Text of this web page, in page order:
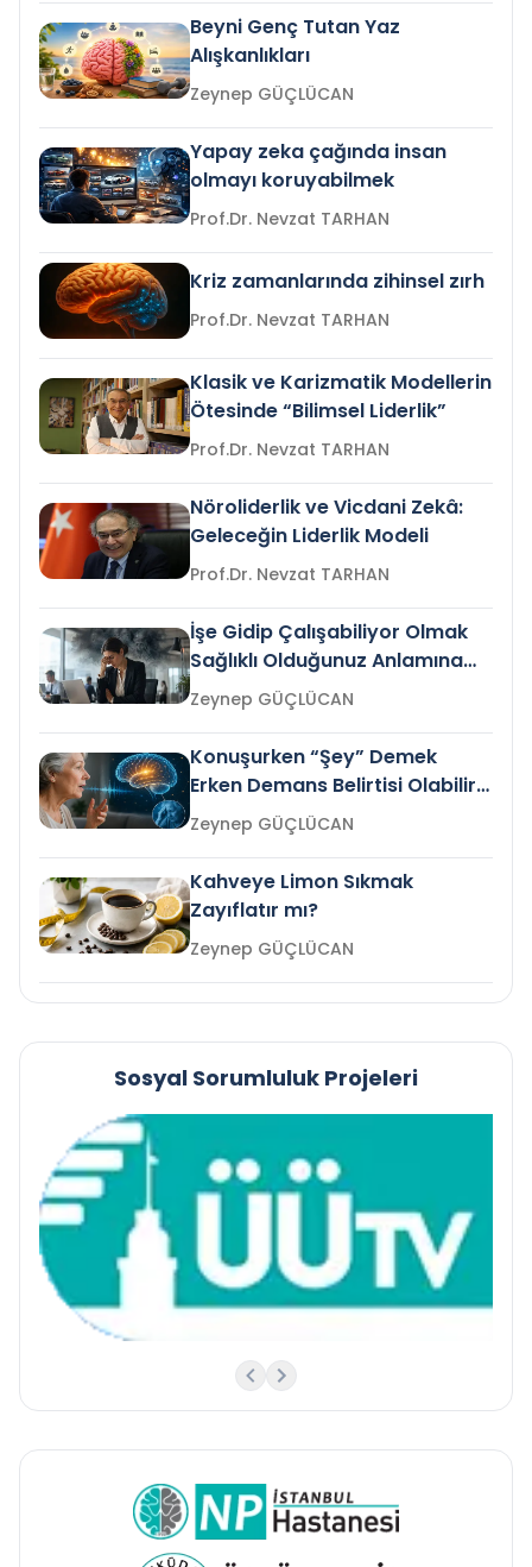
Beyni Genç Tutan Yaz
Alışkanlıkları
Zeynep GÜÇLÜCAN
Yapay zeka çağında insan
olmayı koruyabilmek
Prof.Dr. Nevzat TARHAN
Kriz zamanlarında zihinsel zırh
Prof.Dr. Nevzat TARHAN
Klasik ve Karizmatik Modellerin
Ötesinde “Bilimsel Liderlik”
Prof.Dr. Nevzat TARHAN
Nöroliderlik ve Vicdani Zekâ:
Geleceğin Liderlik Modeli
Prof.Dr. Nevzat TARHAN
İşe Gidip Çalışabiliyor Olmak
Sağlıklı Olduğunuz Anlamına
Gelir mi?Zeynep GÜÇLÜCAN
Konuşurken “Şey” Demek
Erken Demans Belirtisi Olabilir
mi?
Zeynep GÜÇLÜCAN
Kahveye Limon Sıkmak
Zayıflatır mı?
Zeynep GÜÇLÜCAN
Sosyal Sorumluluk Projeleri